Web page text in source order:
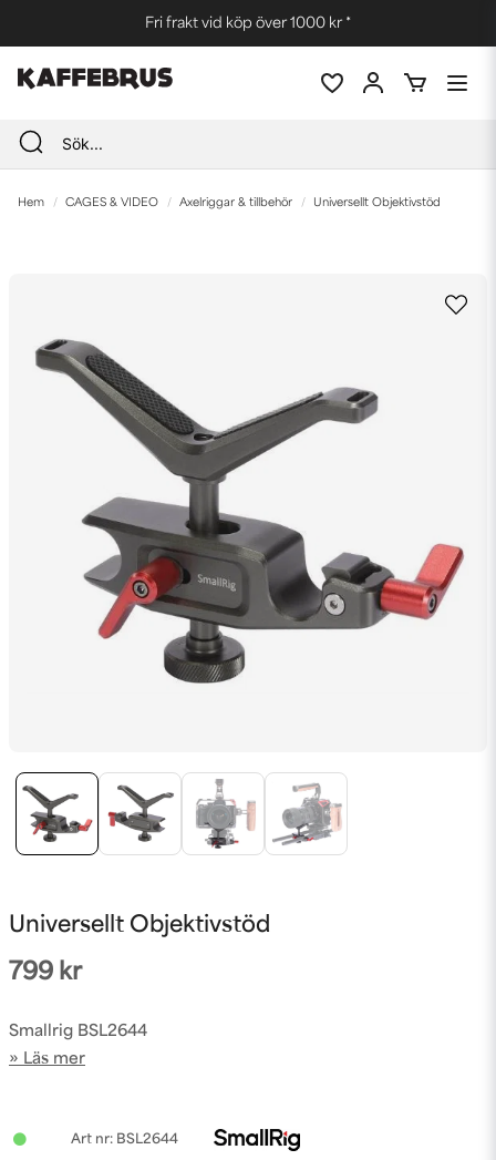
Fri frakt vid köp över 1000 kr *
Hem CAGES & VIDEO Axelriggar & tillbehör Universellt Objektivstöd
Universellt Objektivstöd
799 kr
Smallrig BSL2644
Läs mer
BSL2644